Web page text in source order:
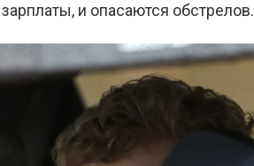
и опасаются обстрелов.